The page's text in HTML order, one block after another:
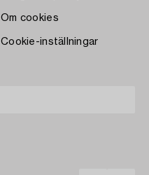
Om cookies
Cookie-inställningar